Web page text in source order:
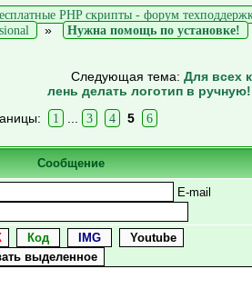
PHP скрипты - форум
» Нужна помощь по установке!
Следующая тема: Для всех
лень делать логотип в
1 3 4 5 6
Сообщение
E-mail